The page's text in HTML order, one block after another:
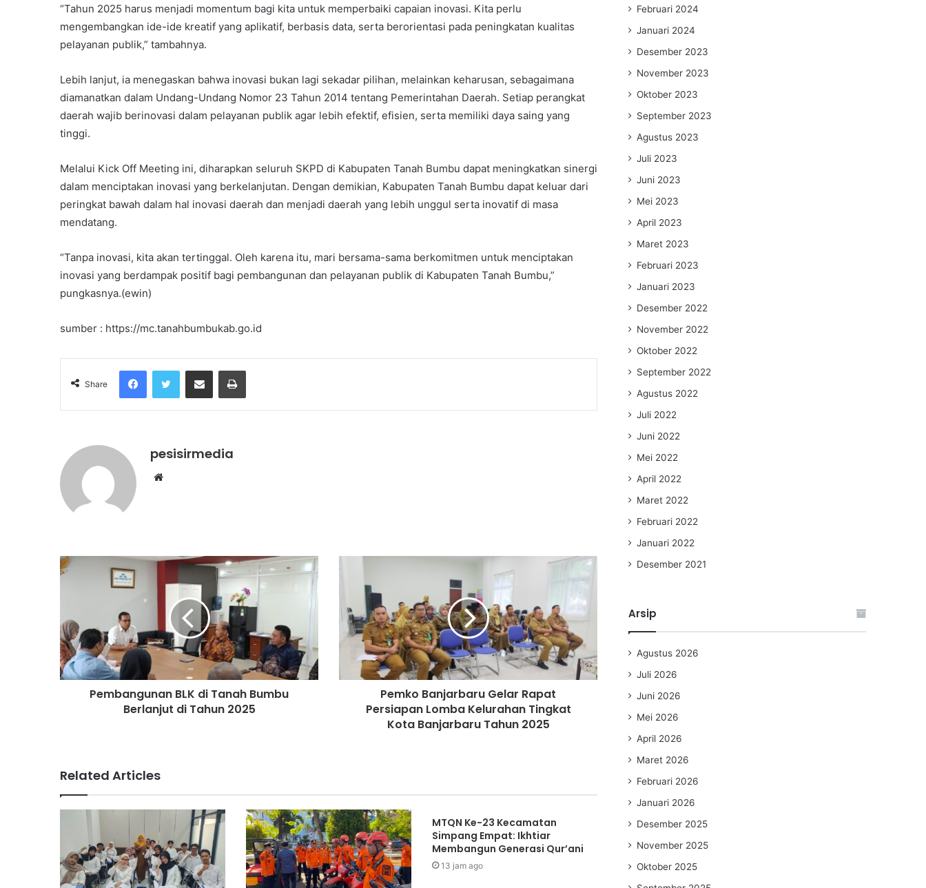
“Tahun 2025 harus menjadi momentum bagi kita untuk memperbaiki capaian inovasi. Kita perlu
mengembangkan ide-ide kreatif yang aplikatif, berbasis data, serta berorientasi pada peningkatan kualitas
pelayanan publik,” tambahnya.
Lebih lanjut, ia menegaskan bahwa inovasi bukan lagi sekadar pilihan, melainkan keharusan, sebagaimana
diamanatkan dalam Undang-Undang Nomor 23 Tahun 2014 tentang Pemerintahan Daerah. Setiap perangkat
daerah wajib berinovasi dalam pelayanan publik agar lebih efektif, efisien, serta memiliki daya saing yang
tinggi.
Melalui Kick Off Meeting ini, diharapkan seluruh SKPD di Kabupaten Tanah Bumbu dapat meningkatkan sinergi
dalam menciptakan inovasi yang berkelanjutan. Dengan demikian, Kabupaten Tanah Bumbu dapat keluar dari
peringkat bawah dalam hal inovasi daerah dan menjadi daerah yang lebih unggul serta inovatif di masa
mendatang.
“Tanpa inovasi, kita akan tertinggal. Oleh karena itu, mari bersama-sama berkomitmen untuk menciptakan
inovasi yang berdampak positif bagi pembangunan dan pelayanan publik di Kabupaten Tanah Bumbu,”
pungkasnya.(ewin)
sumber : https://mc.tanahbumbukab.go.id
Share
FacebookTwitter Share via Email Print
pesisirmedia
Website
Pembangunan BLK di Tanah Bumbu
Berlanjut di Tahun 2025
Pemko Banjarbaru Gelar Rapat
Persiapan Lomba Kelurahan Tingkat
Kota Banjarbaru Tahun 2025
Related Articles
MTQN Ke-23 Kecamatan
Simpang Empat: Ikhtiar
Membangun Generasi Qur’ani
13 jam ago
Februari 2024
Januari 2024
Desember 2023
November 2023
Oktober 2023
September 2023
Agustus 2023
Juli 2023
Juni 2023
Mei 2023
April 2023
Maret 2023
Februari 2023
Januari 2023
Desember 2022
November 2022
Oktober 2022
September 2022
Agustus 2022
Juli 2022
Juni 2022
Mei 2022
April 2022
Maret 2022
Februari 2022
Januari 2022
Desember 2021
Arsip
Agustus 2026
Juli 2026
Juni 2026
Mei 2026
April 2026
Maret 2026
Februari 2026
Januari 2026
Desember 2025
November 2025
Oktober 2025